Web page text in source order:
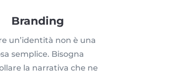
Branding
un’identità non è una
semplice. Bisogna
la narrativa che ne